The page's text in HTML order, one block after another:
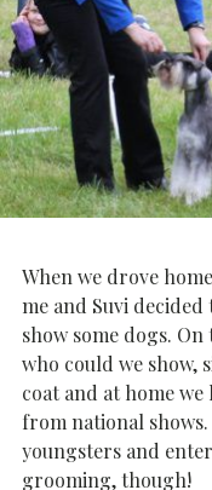
When we drove
me and Suvi decided
show some dogs.
who could we show,
coat and at home
from national
youngsters and
grooming, though!